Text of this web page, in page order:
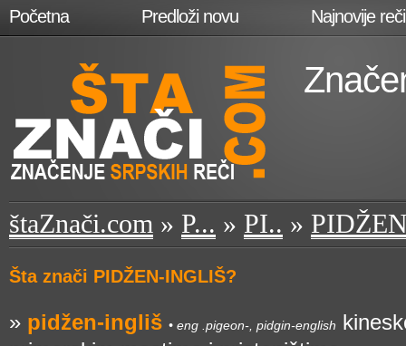
Početna Predloži novu Najnovije reči
štaZnači.com » P... » PI.. »
Šta znači PIDŽEN-INGLIŠ?
» pidžen-ingliš • eng .pigeon-, pidgin-english